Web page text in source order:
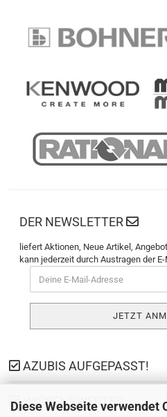
Diese Webseite verwendet
DER NEWSLETTER
liefert Aktionen, Neue Artikel,
kann jederzeit durch Austragen der
AZUBIS AUFGEPASST!
WISSENSWERTES